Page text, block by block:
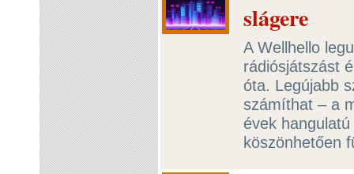
slágere
A Wellhello
rádiósjátszást
óta. Legújabb
számíthat – a
évek
köszönhetően